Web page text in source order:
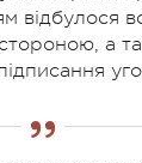
відбулося
стороною, а